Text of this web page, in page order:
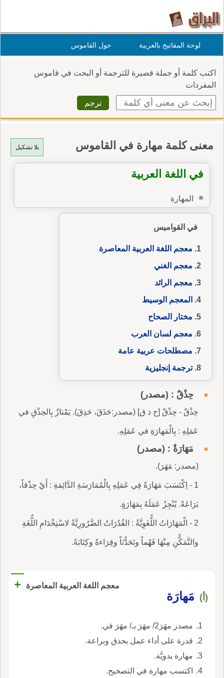
لوحة المفاتيح بالعربية حول القاموس
اكتب كلمة أو جملة قصيرة للترجمة أو البحث في قاموس
المفردات
بلا تشكيل معنى كلمة مهارة في القاموس
في اللغة العربية
المهارة
في القواميس
معجم اللغة العربية المعاصرة
معجم الغني
معجم الرائد
المعجم الوسيط
مختار الصحاح
معجم لسان العرب
مصطلحات عربية عامة
ترجمة إنجليزية
حِذْقٌ : (مصدر)
حِذْقٌ - حِذْقٌ [ح ذ ق] (مصدر:حَذَقَ، حَذِقَ). يَمْتازُ بِالحِذْقِ في
عَمَلِهِ : بِالْمَهارَةِ في عَمَلِهِ.
مَهَارَةٌ : (مصدر)
(مصدر: مَهَرَ).
1 - اِكْتَسَبَ مَهَارَةً فِي عَمَلِهِ بِالْمُمَارَسَةِ الدَّائِمَةِ : أَيْ حِذْقاً،
بَرَاعَةً. يُنْجِزُ عَمَلَهُ بِمَهَارَةٍ.
2 - الْمَهَارَاتُ اللُّغَوِيَّةُ : القُدُرَاتُ الضَّرُورِيَّةُ لاسْتِخْدَامِ اللُّغَةِ
والتَّمَكُّنِ مِنْهَا فَهْماً وتَحَدُّثاً وقِرَاءةً وكِتَابَةً.
معجم اللغة العربية المعاصرة +
(أ) مَهارَة
مصدر مهَرَ2/ مهَرَ بـ/ مهَرَ في.
قدرة على أداء عمل بحذق وبراعة.
مهارة يدويَّة.
اكتسب مهارة في التصحيح.